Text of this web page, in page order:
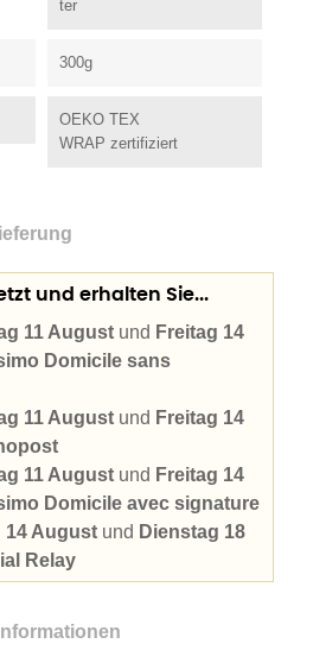
ter
300g
OEKO TEX
WRAP zertifiziert
und erhalten Sie...
11 August und Freitag 14
Domicile sans
11 August und Freitag 14
11 August und Freitag 14
Domicile avec signature
14 August und Dienstag 18
Relay